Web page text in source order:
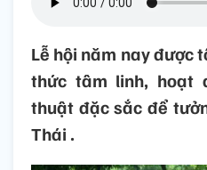
Lễ hội năm nay được
thức tâm linh, hoạt
thuật đặc sắc để
Thái .